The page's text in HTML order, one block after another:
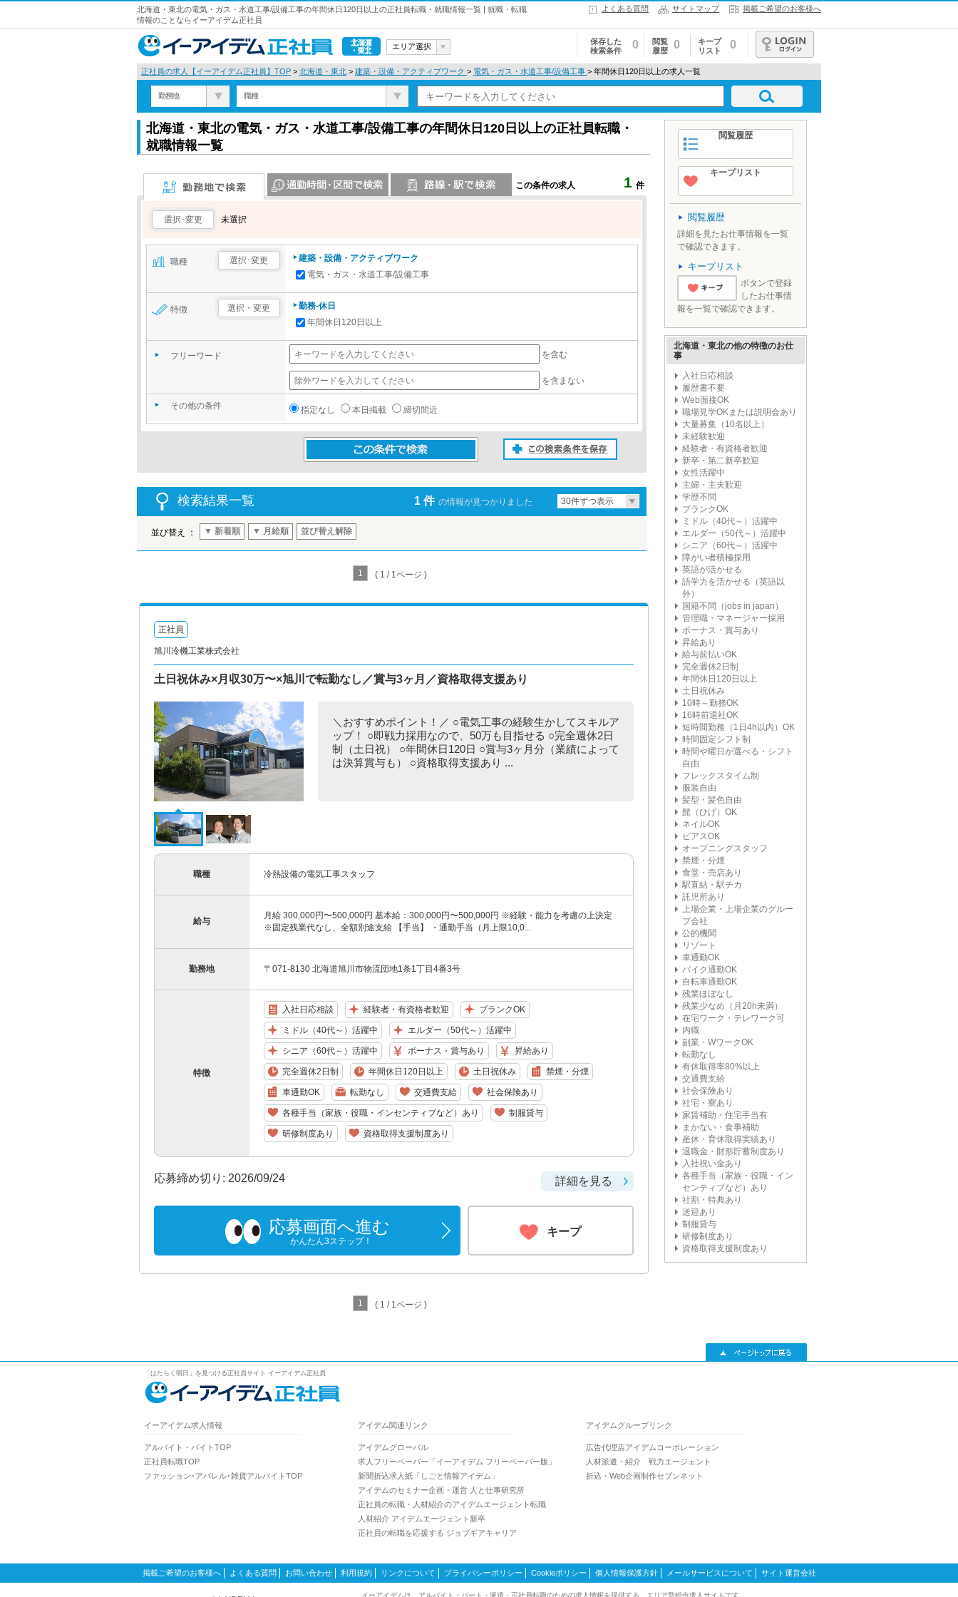
北海道・東北の電気・ガス・水道工事/設備工事の年間休日120日以上の正社員転職・就職情報一覧 | 就職・転職
情報のことならイーアイデム正社員
よくある質問 サイトマップ 掲載ご希望のお客様へ
北海道・東
北
エリア選択
保存した
検索条件
0
閲覧
履歴
0
キープ
リスト
0
ログイン
正社員の求人【イーアイデム正社員】TOP > 北海道・東北 > 建築・設備・アクティブワーク > 電気・ガス・水道工事/設備工事 > 年間休日120日以上の求人一覧
勤務地 職種
北海道・東北の電気・ガス・水道工事/設備工事の年間休日120日以上の正社員転職・
就職情報一覧
この条件の求人 1 件
選択･変更
未選択
職種 選択･変更
建築・設備・アクティブワーク
電気・ガス・水道工事/設備工事
特徴 選択・変更
勤務-休日
年間休日120日以上
フリーワード を含む
を含まない
その他の条件 指定なし 本日掲載 締切間近
検索結果一覧 1 件 の情報が見つかりました 30件ずつ表示
並び替え ： ▼ 新着順 ▼ 月給順 並び替え解除
1 ( 1 / 1ページ )
正社員
旭川冷機工業株式会社
土日祝休み×月収30万〜×旭川で転勤なし／賞与3ヶ月／資格取得支援あり
＼おすすめポイント！／ ○電気工事の経験生かしてスキルア
ップ！ ○即戦力採用なので、50万も目指せる ○完全週休2日
制（土日祝） ○年間休日120日 ○賞与3ヶ月分（業績によって
は決算賞与も） ○資格取得支援あり ...
職種 冷熱設備の電気工事スタッフ
給与
月給 300,000円〜500,000円 基本給：300,000円〜500,000円 ※経験・能力を考慮の上決定
※固定残業代なし、全額別途支給 【手当】 ・通勤手当（月上限10,0...
勤務地 〒071-8130 北海道旭川市物流団地1条1丁目4番3号
特徴
入社日応相談 経験者・有資格者歓迎 ブランクOK
ミドル（40代～）活躍中 エルダー（50代～）活躍中
シニア（60代～）活躍中 ボーナス・賞与あり 昇給あり
完全週休2日制 年間休日120日以上 土日祝休み 禁煙・分煙
車通勤OK 転勤なし 交通費支給 社会保険あり
各種手当（家族・役職・インセンティブなど）あり 制服貸与
研修制度あり 資格取得支援制度あり
応募締め切り: 2026/09/24 詳細を見る
応募画面へ進む
かんたん3ステップ！
キープ
1 ( 1 / 1ページ )
閲覧履歴
キープリスト
閲覧履歴
詳細を見たお仕事情報を一覧
で確認できます。
キープリスト
'とりあえずキ
ボタンで登録
したお仕事情
報を一覧で確認できます。
北海道・東北の他の特徴のお仕
事
入社日応相談
履歴書不要
Web面接OK
職場見学OKまたは説明会あり
大量募集（10名以上）
未経験歓迎
経験者・有資格者歓迎
新卒・第二新卒歓迎
女性活躍中
主婦・主夫歓迎
学歴不問
ブランクOK
ミドル（40代～）活躍中
エルダー（50代～）活躍中
シニア（60代～）活躍中
障がい者積極採用
英語が活かせる
語学力を活かせる（英語以
外）
国籍不問（jobs in japan）
管理職・マネージャー採用
ボーナス・賞与あり
昇給あり
給与前払いOK
完全週休2日制
年間休日120日以上
土日祝休み
10時～勤務OK
16時前退社OK
短時間勤務（1日4h以内）OK
時間固定シフト制
時間や曜日が選べる・シフト
自由
フレックスタイム制
服装自由
髪型・髪色自由
髭（ひげ）OK
ネイルOK
ピアスOK
オープニングスタッフ
禁煙・分煙
食堂・売店あり
駅直結・駅チカ
託児所あり
上場企業・上場企業のグルー
プ会社
公的機関
リゾート
車通勤OK
バイク通勤OK
自転車通勤OK
残業ほぼなし
残業少なめ（月20h未満）
在宅ワーク・テレワーク可
内職
副業・WワークOK
転勤なし
有休取得率80%以上
交通費支給
社会保険あり
社宅・寮あり
家賃補助・住宅手当有
まかない・食事補助
産休・育休取得実績あり
退職金・財形貯蓄制度あり
入社祝い金あり
各種手当（家族・役職・イン
センティブなど）あり
社割・特典あり
送迎あり
制服貸与
研修制度あり
資格取得支援制度あり
「はたらく明日」を見つける正社員サイト イーアイデム正社員
イーアイデム求人情報
アルバイト・バイトTOP
正社員転職TOP
ファッション･アパレル･雑貨アルバイトTOP
アイデム関連リンク
アイデムグローバル
求人フリーペーパー「イーアイデム フリーペーパー版」
新聞折込求人紙「しごと情報アイデム」
アイデムのセミナー企画・運営 人と仕事研究所
正社員の転職・人材紹介のアイデムエージェント転職
人材紹介 アイデムエージェント新卒
正社員の転職を応援する ジョブギアキャリア
アイデムグループリンク
広告代理店アイデムコーポレーション
人材派遣・紹介 戦力エージェント
折込・Web企画制作セブンネット
掲載ご希望のお客様へ よくある質問 お問い合わせ 利用規約 リンクについて プライバシーポリシー Cookieポリシー 個人情報保護方針 メールサービスについて サイト運営会社
イーアイデムは、アルバイト・パート・派遣・正社員転職のための求人情報を提供する、エリア型総合求人サイトです。